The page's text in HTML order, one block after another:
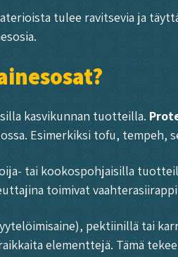
tulee ravitsevia ja
kasvikunnan tuotteilla.
Esimerkiksi tofu, tempeh,
tai kookospohjaisilla
toimivat
pektiinillä tai
elementtejä. Tämä